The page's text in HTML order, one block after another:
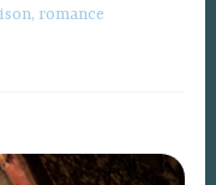
, romance